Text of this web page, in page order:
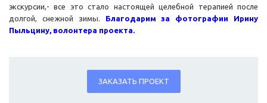
экскурсии,- все это стало настоящей целебной терапией после
долгой, снежной зимы. Благодарим за фотографии Ирину
Пыльцину, волонтера проекта.
ЗАКАЗАТЬ ПРОЕКТ